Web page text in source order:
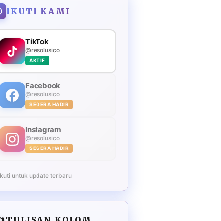
IKUTI KAMI
TikTok
@resolusico
AKTIF
Facebook
@resolusico
SEGERA HADIR
Instagram
@resolusico
SEGERA HADIR
untuk update terbaru